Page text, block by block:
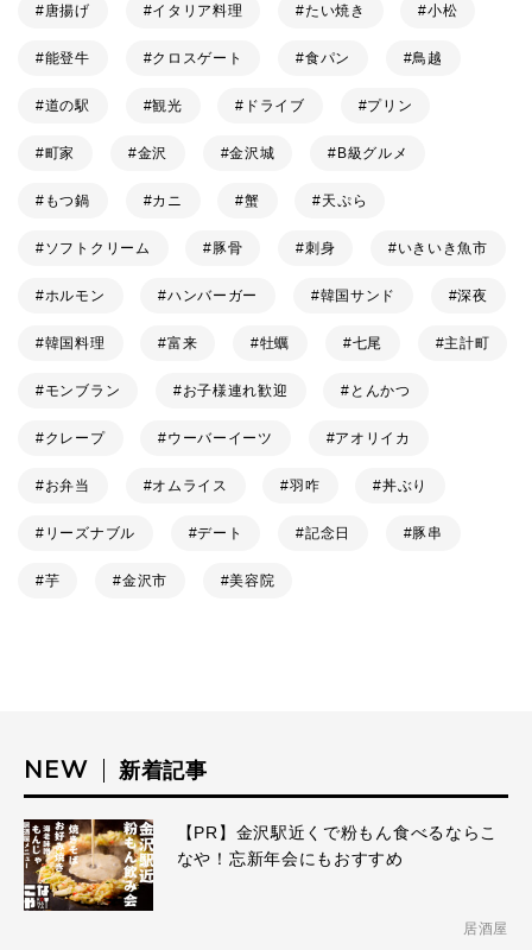
唐揚げ イタリア料理 たい焼き 小松
能登牛 クロスゲート 食パン 鳥越
道の駅 観光 ドライブ プリン
町家 金沢 金沢城 B級グルメ
もつ鍋 カニ 蟹 天ぷら
ソフトクリーム 豚骨 刺身 いきいき魚市
ホルモン ハンバーガー 韓国サンド 深夜
韓国料理 富来 牡蠣 七尾 主計町
モンブラン お子様連れ歓迎 とんかつ
クレープ ウーバーイーツ アオリイカ
お弁当 オムライス 羽咋 丼ぶり
リーズナブル デート 記念日 豚串
芋 金沢市 美容院
NEW 新着記事
【PR】金沢駅近くで粉もん食べるならこ
なや！忘新年会にもおすすめ
居酒屋